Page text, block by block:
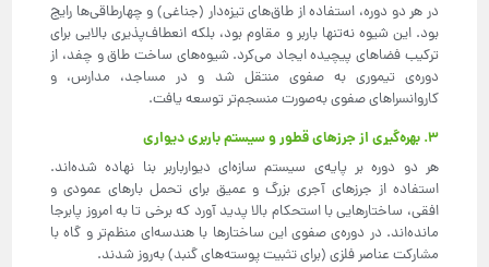
در هر دو دوره، استفاده از طاق‌های تیزه‌دار (جناغی) و چهارطاقی‌ها رایج
بود. این شیوه نه‌تنها باربر و مقاوم بود، بلکه انعطاف‌پذیری بالایی برای
ترکیب فضاهای پیچیده ایجاد می‌کرد. شیوه‌های ساخت طاق‌ و چفد، از
دوره‌ی تیموری به صفوی منتقل شد و در مساجد، مدارس، و
کاروانسراهای صفوی به‌صورت منسجم‌تر توسعه یافت.
۳. بهره‌گیری از جرزهای قطور و سیستم باربری دیواری
هر دو دوره بر پایه‌ی سیستم سازه‌ای دیوارباربر بنا نهاده شده‌اند.
استفاده از جرزهای آجری بزرگ و عمیق برای تحمل بارهای عمودی و
افقی، ساختارهایی با استحکام بالا پدید آورد که برخی تا به امروز پابرجا
مانده‌اند. در دوره‌ی صفوی این ساختارها با هندسه‌ای منظم‌تر و گاه با
مشارکت عناصر فلزی (برای تثبیت پوسته‌های گنبد) به‌روز شدند.